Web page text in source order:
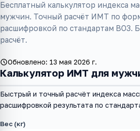
Бесплатный калькулятор индекса
мужчин. Точный расчёт ИМТ по
расшифровкой по стандартам ВОЗ.
расчёт.
Обновлено: 13 мая 2026 г.
Калькулятор ИМТ для
Быстрый и точный расчёт индекса
расшифровкой результата по
Вес (кг)